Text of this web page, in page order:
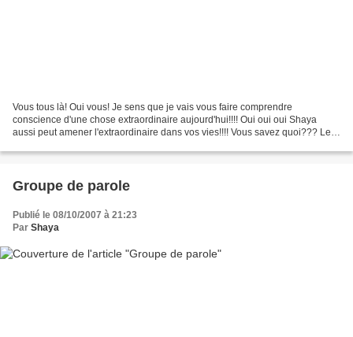
Vous tous là! Oui vous! Je sens que je vais vous faire comprendre
conscience d'une chose extraordinaire aujourd'hui!!!! Oui oui oui Shaya
aussi peut amener l'extraordinaire dans vos vies!!!! Vous savez quoi??? Les
Groupe de parole
Publié le 08/10/2007 à 21:23
Par Shaya